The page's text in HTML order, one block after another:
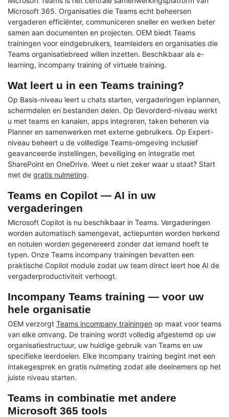
Microsoft 365. Organisaties die Teams echt beheersen
vergaderen efficiënter, communiceren sneller en werken beter
samen aan documenten en projecten. OEM biedt Teams
trainingen voor eindgebruikers, teamleiders en organisaties die
Teams organisatiebreed willen inzetten. Beschikbaar als e-
learning, incompany training of virtuele training.
Wat leert u in een Teams training?
Op Basis-niveau leert u chats starten, vergaderingen inplannen,
schermdelen en bestanden delen. Op Gevorderd-niveau werkt
u met teams en kanalen, apps integreren, taken beheren via
Planner en samenwerken met externe gebruikers. Op Expert-
niveau beheert u de vollledige Teams-omgeving inclusief
geavanceerde instellingen, beveiliging en integratie met
SharePoint en OneDrive. Weet u niet zeker waar u staat? Start
met de gratis nulmeting.
Teams en Copilot — AI in uw
vergaderingen
Microsoft Copilot is nu beschikbaar in Teams. Vergaderingen
worden automatisch samengevat, actiepunten worden herkend
en notulen worden gegenereerd zonder dat iemand hoeft te
typen. Onze Teams incompany trainingen bevatten een
praktische Copilot module zodat uw team direct leert hoe AI de
vergaderproductiviteit verhoogt.
Incompany Teams training — voor uw
hele organisatie
OEM verzorgt Teams incompany trainingen op maat voor teams
van elke omvang. De training wordt volledig afgestemd op uw
organisatiestructuur, uw huidige gebruik van Teams en uw
specifieke leerdoelen. Elke incompany training begint met een
intakegesprek en gratis nulmeting zodat alle deelnemers op het
juiste niveau starten.
Teams in combinatie met andere
Microsoft 365 tools